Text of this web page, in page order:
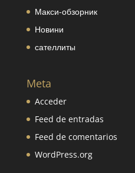
Макси-обзорник
Новини
сателлиты
Meta
Acceder
Feed de entradas
Feed de comentarios
WordPress.org